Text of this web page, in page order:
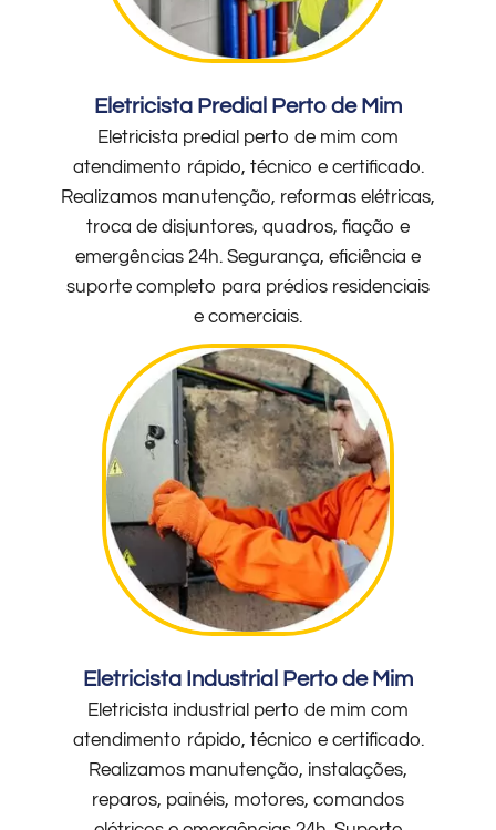
Eletricista Predial Perto de Mim
Eletricista predial perto de mim com
atendimento rápido, técnico e certificado.
Realizamos manutenção, reformas elétricas,
troca de disjuntores, quadros, fiação e
emergências 24h. Segurança, eficiência e
suporte completo para prédios residenciais
e comerciais.
Eletricista Industrial Perto de Mim
Eletricista industrial perto de mim com
atendimento rápido, técnico e certificado.
Realizamos manutenção, instalações,
reparos, painéis, motores, comandos